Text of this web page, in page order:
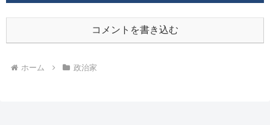
コメントを書き込む
ホーム 政治家